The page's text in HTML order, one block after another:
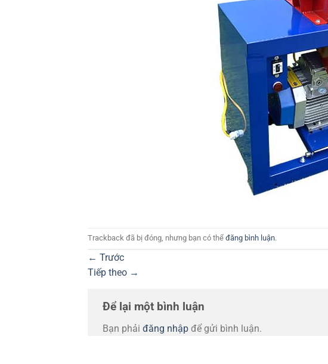
Trackback đã bị đóng, nhưng bạn có thể đăng bình luận.
← Trước
Tiếp theo →
Để lại một bình luận
Bạn phải đăng nhập để gửi bình luận.